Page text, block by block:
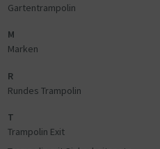
Gartentrampolin
M
Marken
R
Rundes Trampolin
T
Trampolin Exit